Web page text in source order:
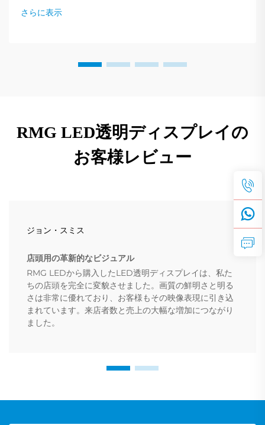
Optoelectronics Co., Ltd.）です。これらのスクリーンは
建物をダイナミックなディスプレイへと変貌させる独自の能
さらに表示
RMG LED透明ディスプレイの
お客様レビュー
ジョン・スミス
店頭用の革新的なビジュアル
RMG LEDから購入したLED透明ディスプレイは、私た
ちの店頭を完全に変貌させました。画質の鮮明さと明る
さは非常に優れており、お客様もその映像表現に引き込
まれています。来店者数と売上の大幅な増加につながり
ました。